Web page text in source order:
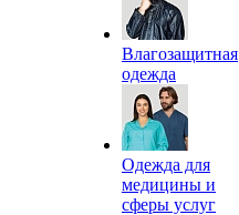
Влагозащитная
одежда
Одежда для
медицины и
сферы услуг